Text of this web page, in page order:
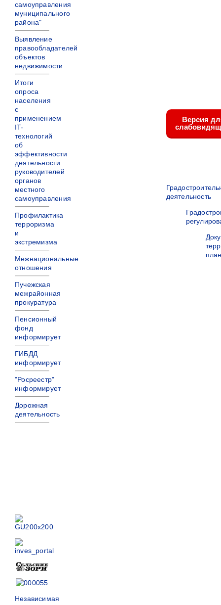
самоуправления
муниципального
района"
Выявление
правообладателей
объектов
недвижимости
Итоги
опроса
населения
с
применением
IT-
технологий
об
эффективности
деятельности
руководителей
органов
местного
самоуправления
Профилактика
терроризма
и
экстремизма
Межнациональные
отношения
Пучежская
межрайонная
прокуратура
Пенсионный
фонд
информирует
ГИБДД
информирует
"Росреестр"
информирует
Дорожная
деятельность
Независимая
Версия
деятельность